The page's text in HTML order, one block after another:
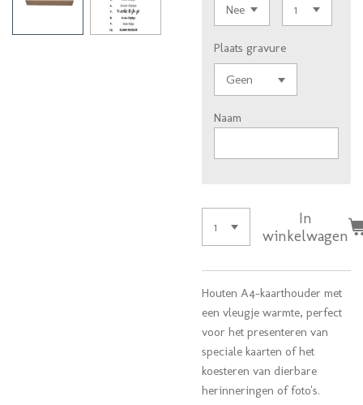
Plaats gravure
Naam
In
winkelwagen
Houten A4-kaarthouder met
een vleugje warmte, perfect
voor het presenteren van
speciale kaarten of het
koesteren van dierbare
herinneringen of foto's.